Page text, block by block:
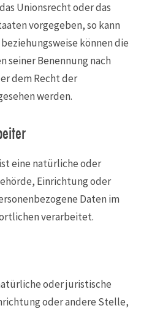
Unionsrecht oder das
vorgegeben, so kann
können die
seiner Benennung nach
dem Recht der
werden.
eine natürliche oder
Einrichtung oder
Daten im
verarbeitet.
oder juristische
oder andere Stelle,